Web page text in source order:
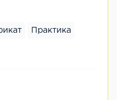
Практика